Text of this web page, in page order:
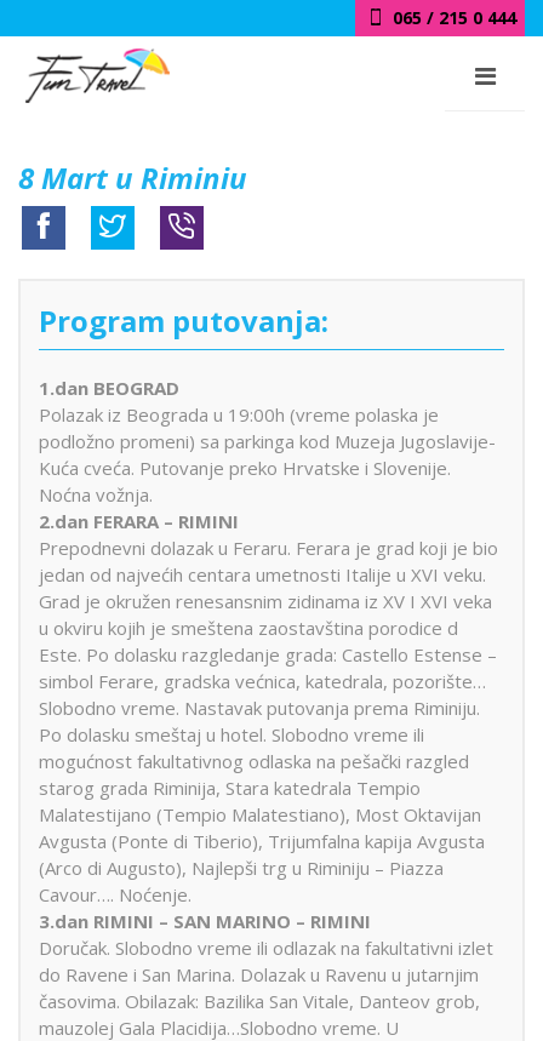
065 / 215 0 444
8 Mart u Riminiu
Program putovanja:
1.dan BEOGRAD
Polazak iz Beograda u 19:00h (vreme polaska je
podložno promeni) sa parkinga kod Muzeja Jugoslavije-
Kuća cveća. Putovanje preko Hrvatske i Slovenije.
Noćna vožnja.
2.dan FERARA – RIMINI
Prepodnevni dolazak u Feraru. Ferara je grad koji je bio
jedan od najvećih centara umetnosti Italije u XVI veku.
Grad je okružen renesansnim zidinama iz XV I XVI veka
u okviru kojih je smeštena zaostavština porodice d
Este. Po dolasku razgledanje grada: Castello Estense –
simbol Ferare, gradska većnica, katedrala, pozorište…
Slobodno vreme. Nastavak putovanja prema Riminiju.
Po dolasku smeštaj u hotel. Slobodno vreme ili
mogućnost fakultativnog odlaska na pešački razgled
starog grada Riminija, Stara katedrala Tempio
Malatestijano (Tempio Malatestiano), Most Oktavijan
Avgusta (Ponte di Tiberio), Trijumfalna kapija Avgusta
(Arco di Augusto), Najlepši trg u Riminiju – Piazza
Cavour…. Noćenje.
3.dan RIMINI – SAN MARINO – RIMINI
Doručak. Slobodno vreme ili odlazak na fakultativni izlet
do Ravene i San Marina. Dolazak u Ravenu u jutarnjim
časovima. Obilazak: Bazilika San Vitale, Danteov grob,
mauzolej Gala Placidija…Slobodno vreme. U